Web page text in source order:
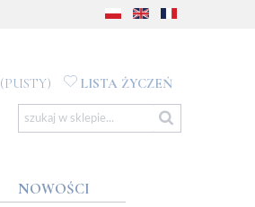
(PUSTY) LISTA ŻYCZEŃ
NOWOŚCI